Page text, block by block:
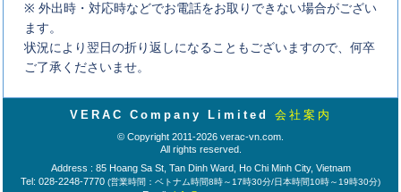
※ 外出時・対応時などでお電話をお取りできない場合がござい
ます。
状況により翌日の折り返しになることもございますので、何卒
ご了承くださいませ。
VERAC Company Limited 会社案内
© Copyright 2011-2026 verac-vn.com.
All rights reserved.
Address : 85 Hoang Sa St, Tan Dinh Ward, Ho Chi Minh City, Vietnam
Tel: 028-2248-7770 (営業時間：ベトナム時間8時～17時30分/日本時間10時～19時30分)